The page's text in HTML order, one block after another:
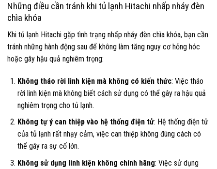
Những điều cần tránh khi tủ lạnh Hitachi nhấp nháy đèn
chìa khóa
Khi tủ lạnh Hitachi gặp tình trạng nhấp nháy đèn chìa khóa, bạn cần
tránh những hành động sau để không làm tăng nguy cơ hỏng hóc
hoặc gây hậu quả nghiêm trọng:
Không tháo rời linh kiện mà không có kiến thức: Việc tháo
rời linh kiện mà không biết cách sử dụng có thể gây ra hậu quả
nghiêm trọng cho tủ lạnh.
Không tự ý can thiệp vào hệ thống điện tử: Hệ thống điện tử
của tủ lạnh rất nhạy cảm, việc can thiệp không đúng cách có
thể gây ra sự cố lớn.
Không sử dụng linh kiện không chính hãng: Việc sử dụng